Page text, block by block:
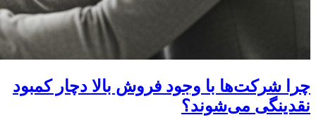
چرا شرکت‌ها با وجود فروش بالا دچار کمبود
نقدینگی می‌شوند؟